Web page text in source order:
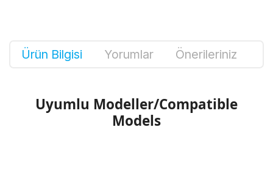
Ürün Bilgisi Yorumlar Önerileriniz
Uyumlu Modeller/Compatible
Models